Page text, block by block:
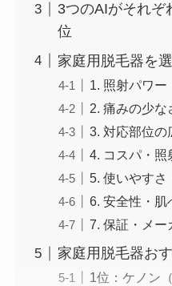
3つのAIがそれぞ
位
家庭用脱毛器を
1. 照射パワー
2. 痛みの少な
3. 対応部位の
4. コスパ・照
5. 使いやすさ
6. 安全性・肌
7. 保証・メー
家庭用脱毛器お
1位：ケノン